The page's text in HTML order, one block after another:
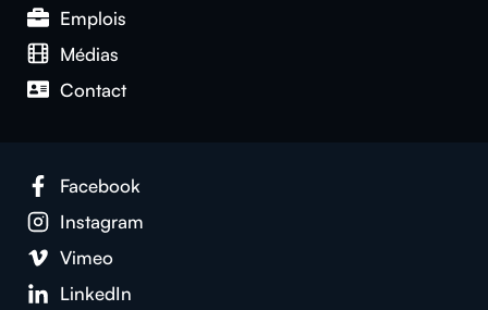
Emplois
Médias
Contact
Facebook
Instagram
Vimeo
LinkedIn